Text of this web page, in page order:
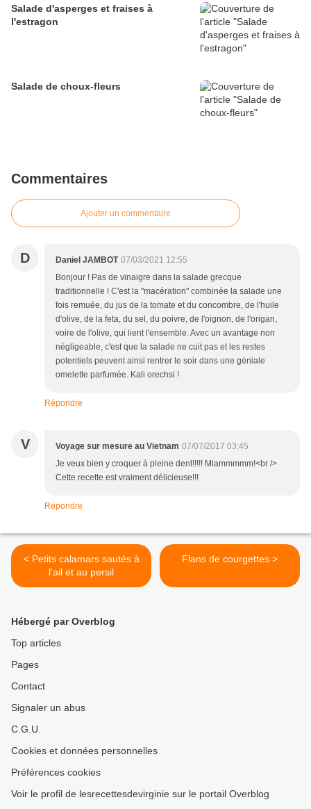
Salade d'asperges et fraises à
l'estragon
Salade de choux-fleurs
Commentaires
Ajouter un commentaire
D Daniel JAMBOT 07/03/2021 12:55
Bonjour ! Pas de vinaigre dans la salade grecque
traditionnelle ! C'est la "macération" combinée la salade une
fois remuée, du jus de la tomate et du concombre, de l'huile
d'olive, de la feta, du sel, du poivre, de l'oignon, de l'origan,
voire de l'olive, qui lient l'ensemble. Avec un avantage non
négligeable, c'est que la salade ne cuit pas et les restes
potentiels peuvent ainsi rentrer le soir dans une géniale
omelette parfumée. Kali orechsi !
Répondre
V Voyage sur mesure au Vietnam 07/07/2017 03:45
Je veux bien y croquer à pleine dent!!!!! Miammmmm!<br />
Cette recette est vraiment délicieuse!!!
Répondre
< Petits calamars sautés à
l'ail et au persil
Flans de courgettes >
Hébergé par Overblog
Top articles
Pages
Contact
Signaler un abus
C.G.U.
Cookies et données personnelles
Préférences cookies
Voir le profil de lesrecettesdevirginie sur le portail Overblog